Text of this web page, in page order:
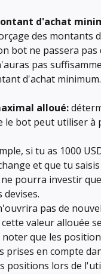
d'achat
des montants
bot ne passera pas
pas
d'achat minimum.
alloué:
le bot peut utiliser à
si tu as 1000
et que tu saisis
pourra investir que
pas de
valeur allouée
noter que les
prises en compte
positions lors de